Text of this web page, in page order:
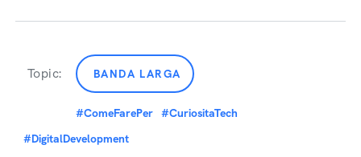
Topic: BANDA LARGA
#ComeFarePer #CuriositaTech
#DigitalDevelopment